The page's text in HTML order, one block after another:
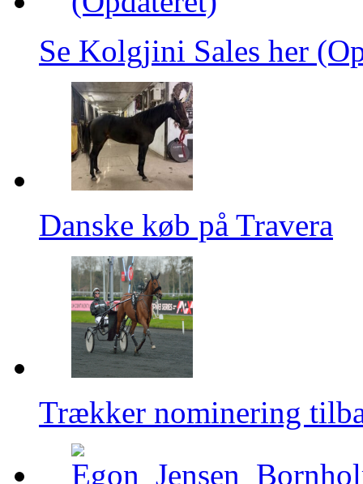
Se Kolgjini Sales her
Danske køb på Travera
Trækker nominering